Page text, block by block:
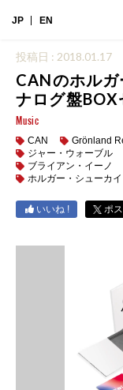
JP EN
投稿日 : 2018.01.17
CANのホル
ナログ盤BOX
Music
CAN
Grönland
ジャー・ウォーブル
ブライアン・イーノ
ホルガー・シューカイ
いいね ! ポ